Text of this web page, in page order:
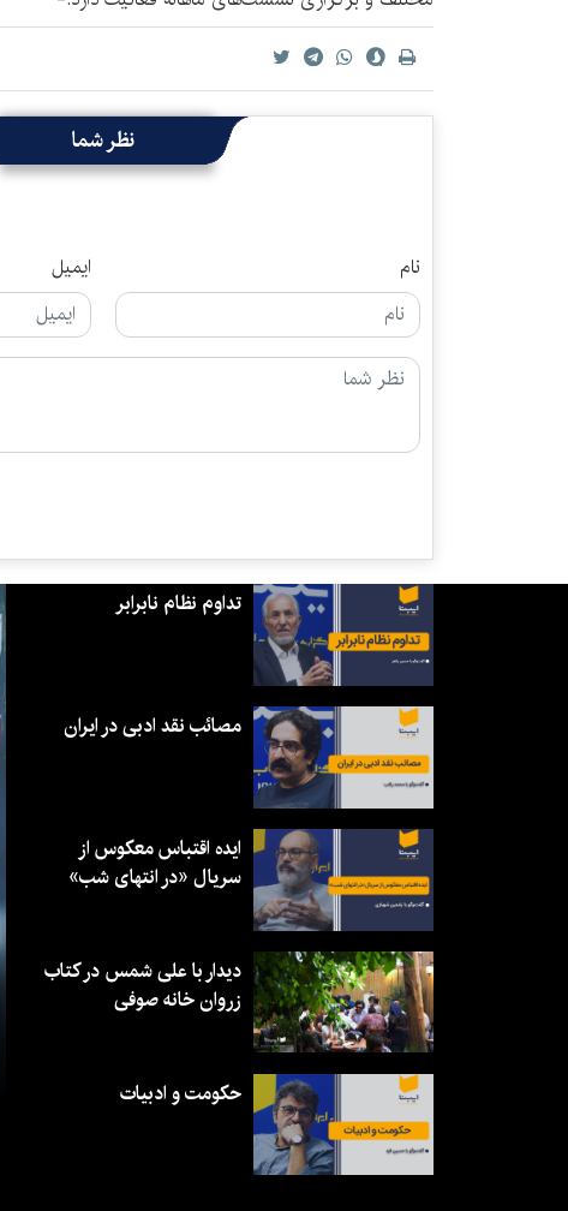
نظر شما
نام ایمیل
تداوم نظام نابرابر
مصائب نقد ادبی در ایران
ایده اقتباس معکوس از
سریال «در انتهای شب»
دیدار با علی شمس در کتاب
زروان خانه صوفی
حکومت و ادبیات